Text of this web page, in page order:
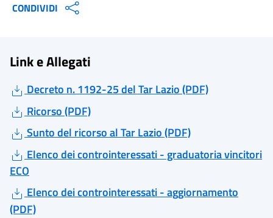
CONDIVIDI
Link e Allegati
Decreto n. 1192-25 del Tar Lazio (PDF)
Ricorso (PDF)
Sunto del ricorso al Tar Lazio (PDF)
Elenco dei controinteressati - graduatoria vincitori
ECO
Elenco dei controinteressati - aggiornamento
(PDF)